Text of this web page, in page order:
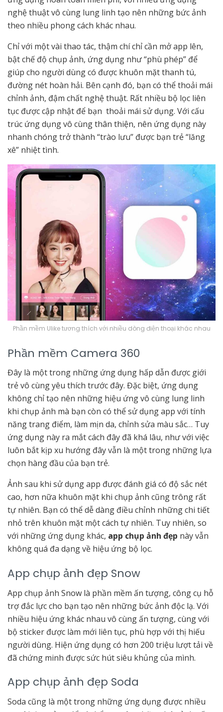
nghệ thuật vô cùng lung linh tạo nên những bức ảnh
theo nhiều phong cách khác nhau.
Chỉ với một vài thao tác, thậm chí chỉ cần mở app lên,
bật chế độ chụp ảnh, ứng dụng như “phù phép” để
giúp cho người dùng có được khuôn mặt thanh tú,
đường nét hoàn hải. Bên cạnh đó, bạn có thể thoải mái
chỉnh ảnh, đậm chất nghệ thuật. Rất nhiều bộ lọc liên
tục được cập nhật để bạn thoải mái sử dụng. Với cấu
trúc ứng dụng vô cùng thân thiện, nên ứng dụng này
nhanh chóng trở thành “trào lưu” được bạn trẻ “lăng
xê” nhiệt tình.
Phần mềm Ulike tương thích với nhiều dòng điện thoại khác nhau
Phần mềm Camera 360
Đây là một trong những ứng dụng hấp dẫn được giới
trẻ vô cùng yêu thích trước đây. Đặc biệt, ứng dụng
không chỉ tạo nên những hiệu ứng vô cùng lung linh
khi chụp ảnh mà bạn còn có thể sử dụng app với tính
năng trang điểm, làm mịn da, chỉnh sửa màu sắc… Tuy
ứng dụng này ra mắt cách đây đã khá lâu, như với việc
luôn bắt kịp xu hướng đây vẫn là một trong những lựa
chọn hàng đầu của bạn trẻ.
Ảnh sau khi sử dụng app được đánh giá có độ sắc nét
cao, hơn nữa khuôn mặt khi chụp ảnh cũng trông rất
tự nhiên. Bạn có thể dễ dàng điều chỉnh những chi tiết
nhỏ trên khuôn mặt một cách tự nhiên. Tuy nhiên, so
với những ứng dụng khác, app chụp ảnh đẹp này vẫn
không quá đa dạng về hiệu ứng bộ lọc.
App chụp ảnh đẹp Snow
App chụp ảnh Snow là phần mềm ấn tượng, công cụ hỗ
trợ đắc lực cho bạn tạo nên những bức ảnh độc lạ. Với
nhiều hiệu ứng khác nhau vô cùng ấn tượng, cùng với
bộ sticker được làm mới liên tục, phù hợp với thị hiếu
người dùng. Hiện ứng dụng có hơn 200 triệu lượt tải về
đã chứng minh được sức hút siêu khủng của mình.
App chụp ảnh đẹp Soda
Soda cũng là một trong những ứng dụng được nhiều